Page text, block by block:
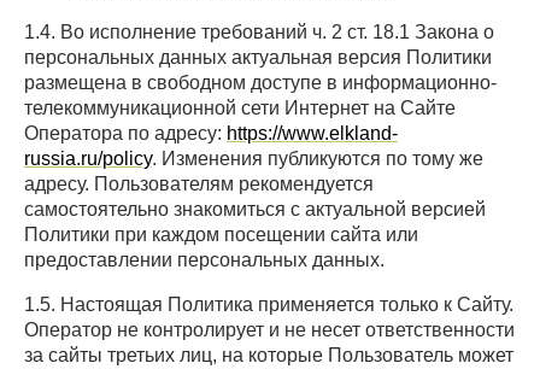
1.4. Во исполнение требований ч. 2 ст. 18.1 Закона о
персональных данных актуальная версия Политики
размещена в свободном доступе в информационно-
телекоммуникационной сети Интернет на Сайте
Оператора по адресу: https://www.elkland-
russia.ru/policy. Изменения публикуются по тому же
адресу. Пользователям рекомендуется
самостоятельно знакомиться с актуальной версией
Политики при каждом посещении сайта или
предоставлении персональных данных.
1.5. Настоящая Политика применяется только к Сайту.
Оператор не контролирует и не несет ответственности
за сайты третьих лиц, на которые Пользователь может